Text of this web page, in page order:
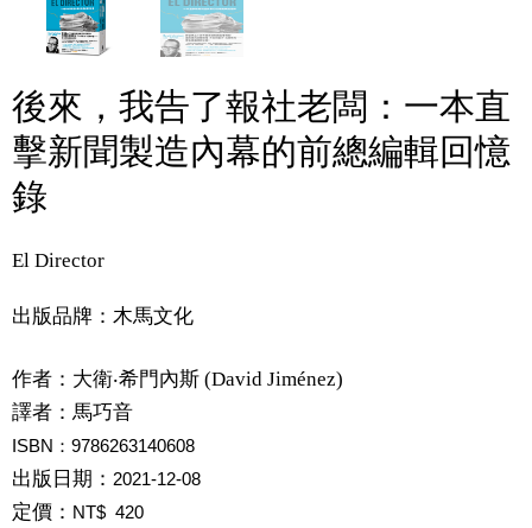
後來，我告了報社老闆：一本直
擊新聞製造內幕的前總編輯回憶
錄
El Director
出版品牌：木馬文化
作者： 大衛‧希門內斯 (David Jiménez)
譯者： 馬巧音
ISBN：9786263140608
出版日期： 2021-12-08
定價： NT$ 420